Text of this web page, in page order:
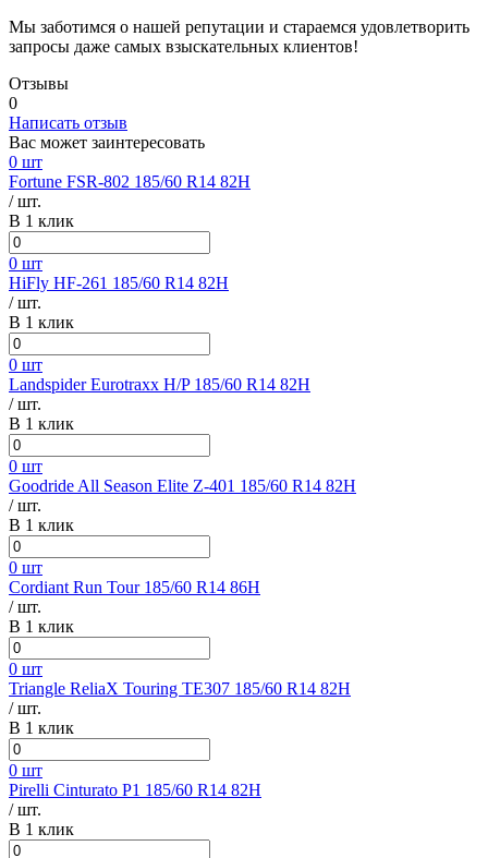
Мы заботимся о нашей репутации и стараемся удовлетворить
запросы даже самых взыскательных клиентов!
Отзывы
0
Написать отзыв
Вас может заинтересовать
0 шт
Fortune FSR-802 185/60 R14 82H
/ шт.
В 1 клик
0 шт
HiFly HF-261 185/60 R14 82H
/ шт.
В 1 клик
0 шт
Landspider Eurotraxx H/P 185/60 R14 82H
/ шт.
В 1 клик
0 шт
Goodride All Season Elite Z-401 185/60 R14 82H
/ шт.
В 1 клик
0 шт
Cordiant Run Tour 185/60 R14 86H
/ шт.
В 1 клик
0 шт
Triangle ReliaX Touring TE307 185/60 R14 82H
/ шт.
В 1 клик
0 шт
Pirelli Cinturato P1 185/60 R14 82H
/ шт.
В 1 клик